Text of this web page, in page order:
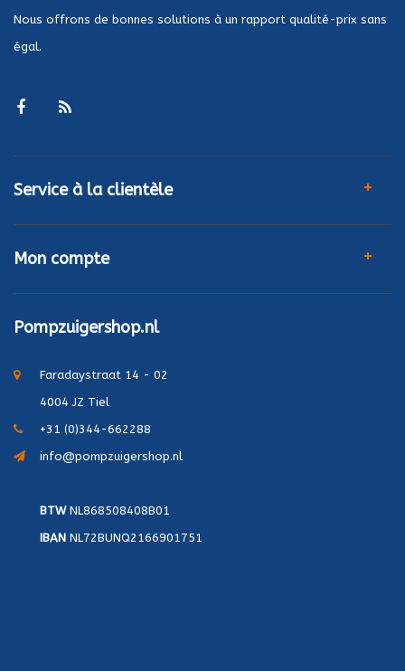
Nous offrons de bonnes solutions à un rapport qualité-prix sans
égal.
Service à la clientèle
Mon compte
Pompzuigershop.nl
Faradaystraat 14 - 02
4004 JZ Tiel
+31 (0)344-662288
info@pompzuigershop.nl
BTWNL868508408B01
IBAN NL72BUNQ2166901751